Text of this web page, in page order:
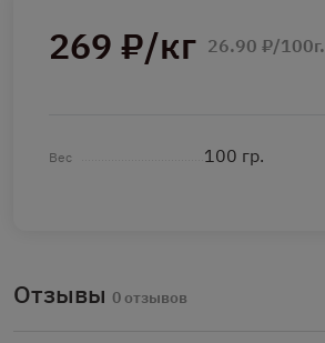
269 ₽/кг 26.90 ₽/100г.
Вес 100 гр.
Отзывы 0 отзывов